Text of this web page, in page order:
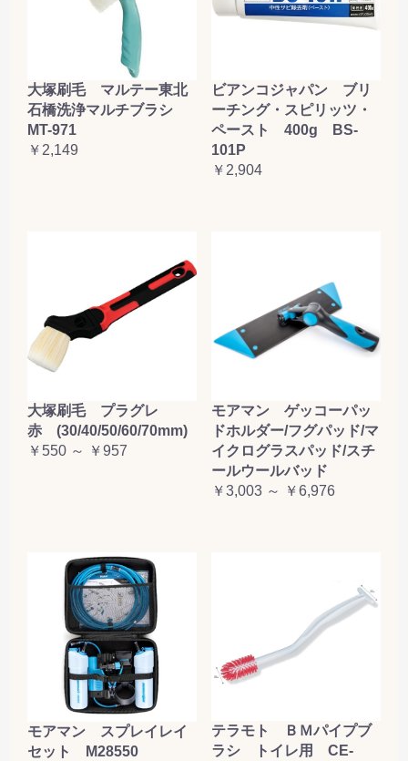
大塚刷毛 マルテー東北
石橋洗浄マルチブラシ
MT-971
￥2,149
ビアンコジャパン ブリ
ーチング・スピリッツ・
ペースト 400g BS-
101P
￥2,904
大塚刷毛 プラグレ
赤 (30/40/50/60/70mm)
￥550 ～ ￥957
モアマン ゲッコーパッ
ドホルダー/フグパッド/マ
イクログラスパッド/スチ
ールウールバッド
￥3,003 ～ ￥6,976
モアマン スプレイレイ
セット M28550
テラモト ＢＭパイプブ
ラシ トイレ用 CE-